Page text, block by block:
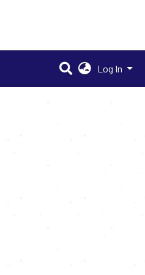
Log In